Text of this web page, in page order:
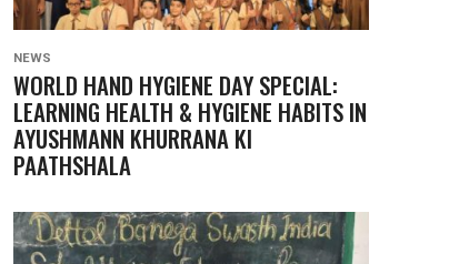
NEWS
WORLD HAND HYGIENE DAY SPECIAL:
LEARNING HEALTH & HYGIENE HABITS IN
AYUSHMANN KHURRANA KI
PAATHSHALA